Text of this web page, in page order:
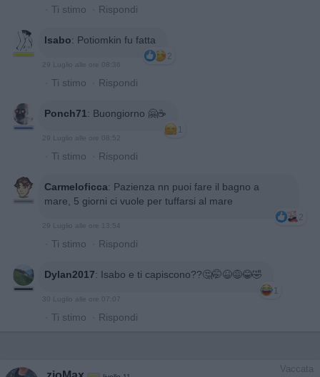
· Ti stimo · Rispondi
Isabo: Potiomkin fu fatta
2
29 Luglio alle ore 08:36
· Ti stimo · Rispondi
Ponch71: Buongiorno 🤗☕
1
29 Luglio alle ore 08:52
· Ti stimo · Rispondi
Carmeloficca: Pazienza nn puoi fare il bagno a
mare, 5 giorni ci vuole per tuffarsi al mare
2
29 Luglio alle ore 13:54
· Ti stimo · Rispondi
Dylan2017: Isabo e ti capiscono??🤔🤭😆😅😂🤣
1
30 Luglio alle ore 07:07
· Ti stimo · Rispondi
Vaccata